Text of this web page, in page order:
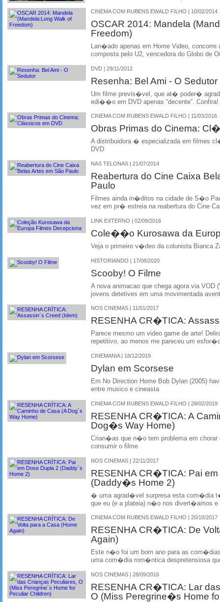
CINEMA COM RUBENS EWALD FILHO | 10/02/2014
OSCAR 2014: Mandela
Freedom)
Lan�ado apenas em Home Video,
composta pelo U2, vencedora do Globo de
DVD | 29/11/2012
Resenha: Bel Ami - O Sedutor
Um filme previs�vel, que at� poder�
edi��o em DVD apenas “decente”. Confira!
CINEMA COM RUBENS EWALD FILHO | 11/03/2016
Obras Primas do Cinema:
A distribuidora � especializada em filmes
DVD
NAS TELONAS | 21/07/2014
Reabertura do Cine Caixa
Paulo
Filmes ainda in�ditos na cidade de S�o
vez em pr� estreia na reabertura do Cine
LINK EXTERNO | 02/09/2016
Cole��o Kurosawa da
Veja o primeiro v�deo da colunista Bianca
HISTORIANDO | 17/08/2020
Scooby! O Filme
A nova animacao que chega agora via VOD
jovens detetives em uma movimentada
NOS CINEMAS | 11/01/2017
RESENHA CR�TICA:
Parece mesmo um video game de arte!
repetitivo, ao menos me pareceu um
CINEMANIA | 18/12/2019
Dylan em Scorsese
Em No Direction Home Bob Dylan (2005)
entre musico e cineasta
CINEMA COM RUBENS EWALD FILHO | 28/02/2019
RESENHA CR�TICA: A
Dog�s Way Home)
Crian�as que n�o tem problema em chorar
consumir o filme
NOS CINEMAS | 22/11/2017
RESENHA CR�TICA: Pai
(Daddy�s Home 2)
� uma agrad�vel surpresa esta com�dia
que eu (e a plateia) n�o nos divert�amos e
CINEMA COM RUBENS EWALD FILHO | 20/10/2017
RESENHA CR�TICA: De
Again)
Este n�o foi um bom ano para as
uma com�dia rom�ntica despretensiosa
NOS CINEMAS | 28/09/2016
RESENHA CR�TICA: Lar
O (Miss Peregrine�s Home